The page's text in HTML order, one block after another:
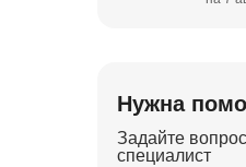
Нужна
Задайте
специалист